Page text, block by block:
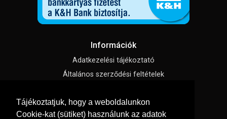
Tájékoztatjuk, hogy a weboldalunkon
Cookie-kat (sütiket) használunk az adatok
Információk
Adatkezelési tájékoztató
Általános szerződési feltételek
Süti beállítások